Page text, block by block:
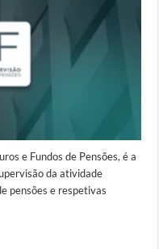
e Fundos de Pensões, é a
da atividade
pensões e respetivas